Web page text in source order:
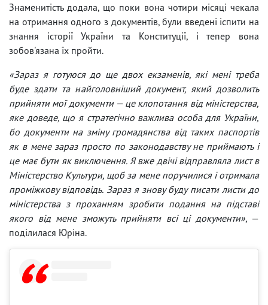
Знаменитість додала, що поки вона чотири місяці чекала
на отримання одного з документів, були введені іспити на
знання історії України та Конституції, і тепер вона
зобов'язана їх пройти.
«Зараз я готуюся до ще двох екзаменів, які мені треба
буде здати та найголовніший документ, який дозволить
прийняти мої документи — це клопотання від міністерства,
яке доведе, що я стратегічно важлива особа для України,
бо документи на зміну громадянства від таких паспортів
як в мене зараз просто по законодавству не приймають і
це має бути як виключення. Я вже двічі відправляла лист в
Міністерство Культури, щоб за мене поручилися і отримала
проміжкову відповідь. Зараз я знову буду писати листи до
міністерства з проханням зробити подання на підставі
якого від мене зможуть прийняти всі ці документи», —
поділилася Юріна.